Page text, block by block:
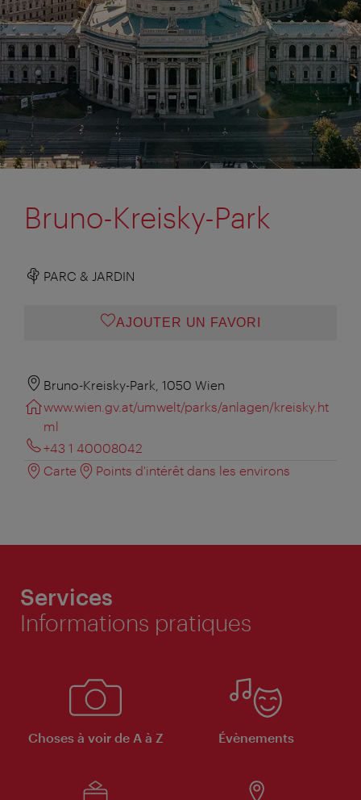
Bruno-Kreisky-Park
PARC & JARDIN
AJOUTER UN FAVORI
Bruno-Kreisky-Park, 1050 Wien
www.wien.gv.at/umwelt/parks/anlagen/kreisky.ht
ml
+43 1 40008042
Carte
Points d'intérêt dans les environs
Services
Informations pratiques
Choses à voir de A à Z Évènements